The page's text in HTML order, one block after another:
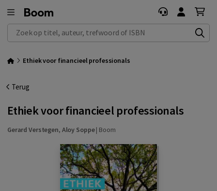
Zoek op titel, auteur, trefwoord of ISBN
Ethiek voor financieel professionals
Terug
Ethiek voor financieel professionals
Gerard Verstegen, Aloy Soppe| Boom